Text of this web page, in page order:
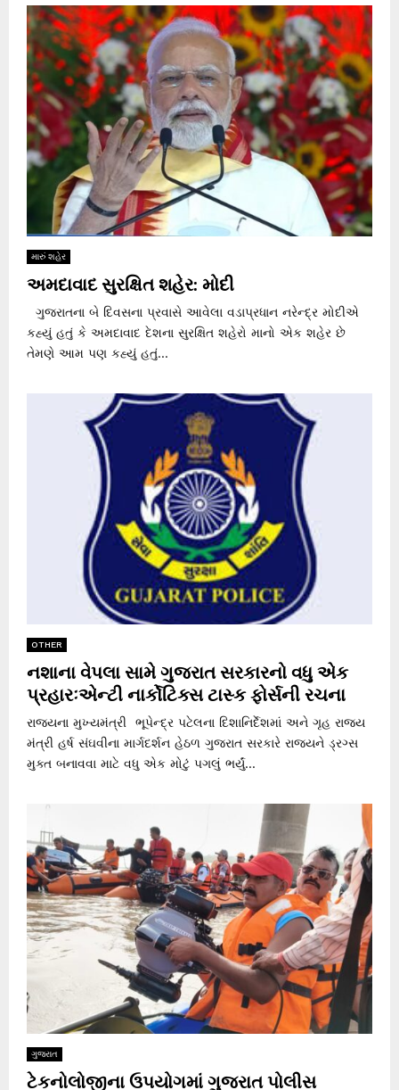
મારું શહેર
અમદાવાદ સુરક્ષિત શહેર: મોદી
ગુજરાતના બે દિવસના પ્રવાસે આવેલા વડાપ્રધાન નરેન્દ્ર મોદીએ
કહ્યું હતું કે અમદાવાદ દેશના સુરક્ષિત શહેરો માનો એક શહેર છે
તેમણે આમ પણ કહ્યું હતું...
OTHER
નશાના વેપલા સામે ગુજરાત સરકારનો વધુ એક
પ્રહારઃએન્ટી નાર્કોટિક્સ ટાસ્ક ફોર્સની રચના
રાજ્યના મુખ્યમંત્રી ભૂપેન્દ્ર પટેલના દિશાનિર્દેશમાં અને ગૃહ રાજ્ય
મંત્રી હર્ષ સંઘવીના માર્ગદર્શન હેઠળ ગુજરાત સરકારે રાજ્યને ડ્રગ્સ
મુક્ત બનાવવા માટે વધુ એક મોટું પગલું ભર્યું...
ગુજરાત
ટેકનોલોજીના ઉપયોગમાં ગુજરાત પોલીસ